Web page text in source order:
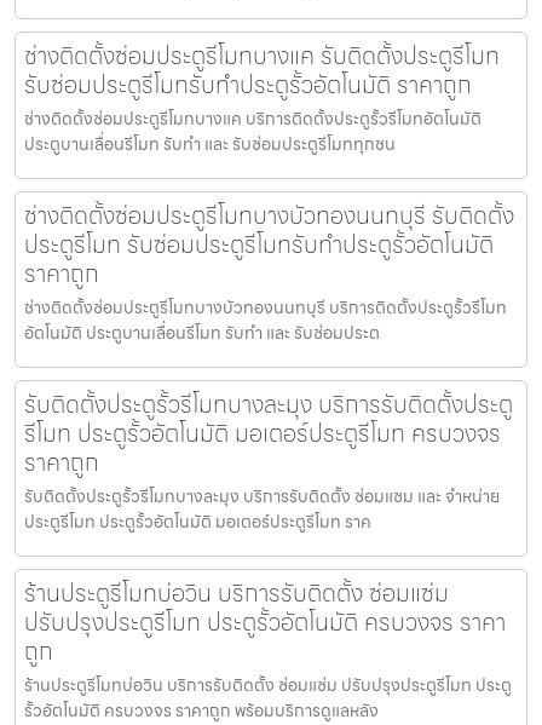
ช่างติดตั้งซ่อมประตูรีโมทบางแค รับติดตั้งประตูรีโมท
รับซ่อมประตูรีโมทรับทำประตูรั้วอัตโนมัติ ราคาถูก
ช่างติดตั้งซ่อมประตูรีโมทบางแค บริการติดตั้งประตูรั้วรีโมทอัตโนมัติ
ประตูบานเลื่อนรีโมท รับทำ และ รับซ่อมประตูรีโมททุกชน
ช่างติดตั้งซ่อมประตูรีโมทบางบัวทองนนทบุรี รับติดตั้ง
ประตูรีโมท รับซ่อมประตูรีโมทรับทำประตูรั้วอัตโนมัติ
ราคาถูก
ช่างติดตั้งซ่อมประตูรีโมทบางบัวทองนนทบุรี บริการติดตั้งประตูรั้วรีโมท
อัตโนมัติ ประตูบานเลื่อนรีโมท รับทำ และ รับซ่อมประต
รับติดตั้งประตูรั้วรีโมทบางละมุง บริการรับติดตั้งประตู
รีโมท ประตูรั้วอัตโนมัติ มอเตอร์ประตูรีโมท ครบวงจร
ราคาถูก
รับติดตั้งประตูรั้วรีโมทบางละมุง บริการรับติดตั้ง ซ่อมแซม และ จำหน่าย
ประตูรีโมท ประตูรั้วอัตโนมัติ มอเตอร์ประตูรีโมท ราค
ร้านประตูรีโมทบ่อวิน บริการรับติดตั้ง ซ่อมแซ่ม
ปรับปรุงประตูรีโมท ประตูรั้วอัตโนมัติ ครบวงจร ราคา
ถูก
ร้านประตูรีโมทบ่อวิน บริการรับติดตั้ง ซ่อมแซ่ม ปรับปรุงประตูรีโมท ประตู
รั้วอัตโนมัติ ครบวงจร ราคาถูก พร้อมบริการดูแลหลัง